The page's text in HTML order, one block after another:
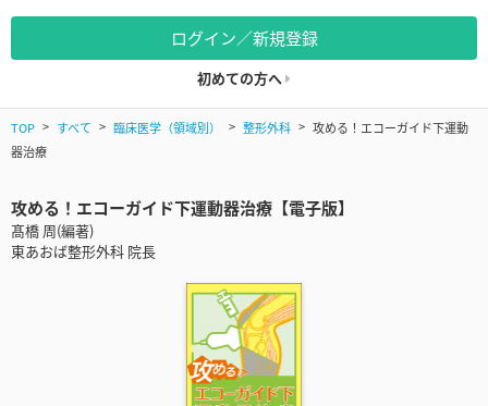
ログイン／新規登録
初めての方へ
TOP すべて 臨床医学（領域別） 整形外科
攻める！エコーガイド下運動
器治療
攻める！エコーガイド下運動器治療【電子版】
髙橋 周(編著)
東あおば整形外科 院長